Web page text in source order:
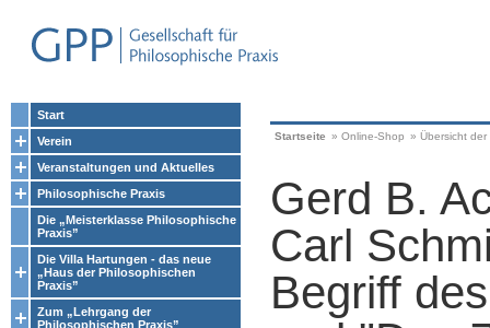
Start
Verein
Veranstaltungen und Aktuelles
Philosophische Praxis
Die „Meisterklasse Philosophische
Praxis”
Die Villa Hartungen - das neue
„Haus der Philosophischen
Praxis”
Zum „Lehrgang der
Philosophischen Praxis”
Startseite » Online-Shop » Übersicht
Gerd B.
Carl
Begriff